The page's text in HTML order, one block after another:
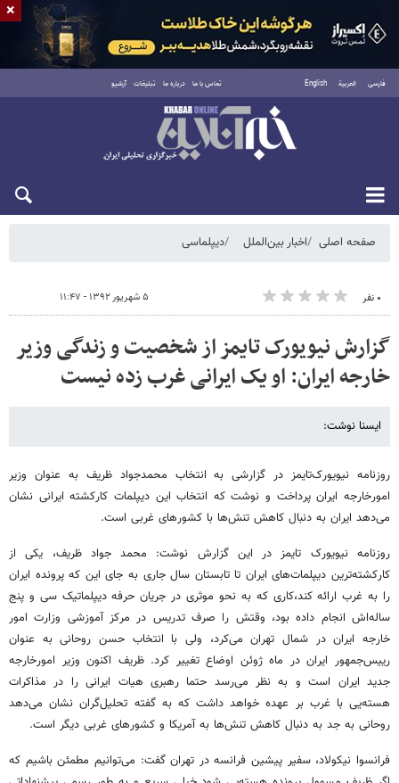
فارسی العربية English تماس با ما درباره ما تبلیغات آرشیو
یکشنبه ۱۸ مرداد ۱۴۰۵
صفحه اصلی اخبار بین‌الملل دیپلماسی
۰ نفر ۵ شهریور ۱۳۹۲ - ۱۱:۴۷
گزارش نیویورک تایمز از شخصیت و زندگی وزیر
خارجه ایران: او یک ایرانی غرب زده نیست
ایسنا نوشت:
روزنامه نیویورک‌تایمز در گزارشی به انتخاب محمدجواد ظریف به عنوان وزیر
امورخارجه ایران پرداخت و نوشت که انتخاب این دیپلمات کارکشته ایرانی نشان
می‌دهد ایران به دنبال کاهش تنش‌ها با کشورهای غربی است.
روزنامه نیویورک تایمز در این گزارش نوشت: محمد جواد ظریف، یکی از
کارکشته‌ترین دیپلمات‌های ایران تا تابستان سال جاری به جای این که پرونده ایران
را به غرب ارائه کند،‌کاری که به نحو موثری در جریان حرفه دیپلماتیک سی و پنج
ساله‌اش انجام داده بود، وقتش را صرف تدریس در مرکز آموزشی وزارت امور
خارجه ایران در شمال تهران می‌کرد، ولی با انتخاب حسن روحانی به عنوان
رییس‌جمهور ایران در ماه ژوئن اوضاع تغییر کرد. ظریف اکنون وزیر امورخارجه
جدید ایران است و به نظر می‌رسد حتما رهبری هیات ایرانی را در مذاکرات
هسته‌یی با غرب بر عهده خواهد داشت که به گفته تحلیل‌گران نشان می‌دهد
روحانی به جد به دنبال کاهش تنش‌ها به آمریکا و کشورهای غربی دیگر است.
فرانسوا نیکولاد، سفیر پیشین فرانسه در تهران گفت: می‌توانیم مطمئن باشیم که
×